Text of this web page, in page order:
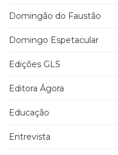
Domingão do Faustão
Domingo Espetacular
Edições GLS
Editora Ágora
Educação
Entrevista